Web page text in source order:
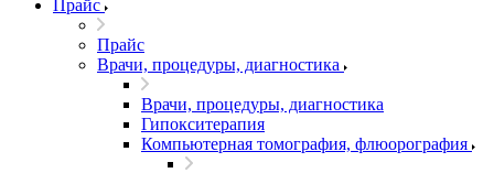
Прайс
Прайс
Врачи, процедуры, диагностика
Врачи, процедуры, диагностика
Гипокситерапия
Компьютерная томография, флюорография